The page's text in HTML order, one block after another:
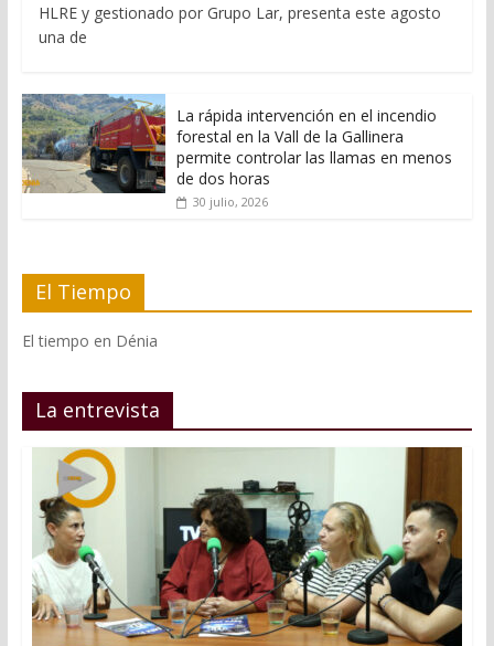
HLRE y gestionado por Grupo Lar, presenta este agosto
una de
La rápida intervención en el incendio
forestal en la Vall de la Gallinera
permite controlar las llamas en menos
de dos horas
30 julio, 2026
El Tiempo
El tiempo en Dénia
La entrevista